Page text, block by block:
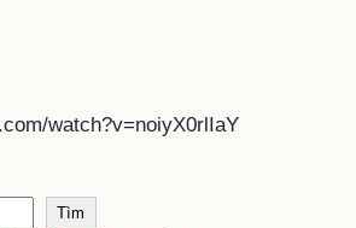
watch?v=noiyX0rlIaY
Tìm